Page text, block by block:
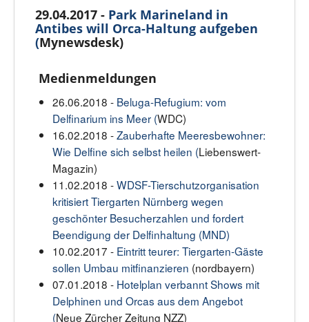
29.04.2017 - Park Marineland in
Antibes will Orca-Haltung aufgeben
(Mynewsdesk)
Medienmeldungen
26.06.2018 - Beluga-Refugium: vom
Delfinarium ins Meer (WDC)
16.02.2018 -Zauberhafte Meeresbewohner:
Wie Delfine sich selbst heilen (Liebenswert-
Magazin)
11.02.2018 -WDSF-Tierschutzorganisation
kritisiert Tiergarten Nürnberg wegen
geschönter Besucherzahlen und fordert
Beendigung der Delfinhaltung (MND)
10.02.2017 - Eintritt teurer: Tiergarten-Gäste
sollen Umbau mitfinanzieren (nordbayern)
07.01.2018 - Hotelplan verbannt Shows mit
Delphinen und Orcas aus dem Angebot
(Neue Zürcher Zeitung NZZ)